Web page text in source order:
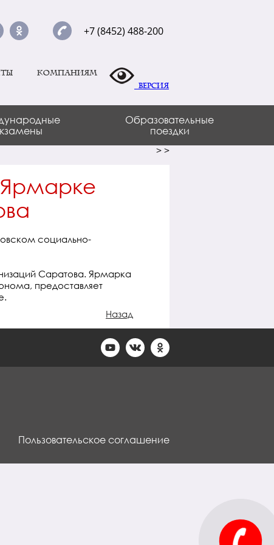
+7 (8452) 488-200
Компаниям
Версия
Образовательные
поездки
> >
Ярмарке
социально-
Саратова. Ярмарка
предоставляет
Назад
Пользовательское соглашение